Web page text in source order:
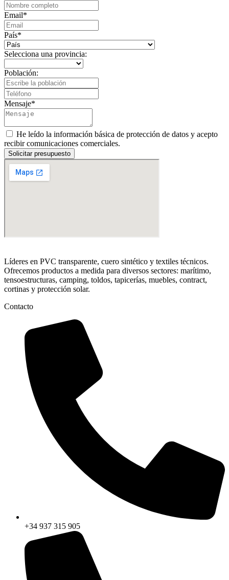
Email*
País*
Selecciona una provincia:
Población:
Mensaje*
He leído la información básica de protección de datos y acepto
recibir comunicaciones comerciales.
Solicitar presupuesto
Líderes en PVC transparente, cuero sintético y textiles técnicos.
Ofrecemos productos a medida para diversos sectores: marítimo,
tensoestructuras, camping, toldos, tapicerías, muebles, contract,
cortinas y protección solar.
Contacto
+34 937 315 905